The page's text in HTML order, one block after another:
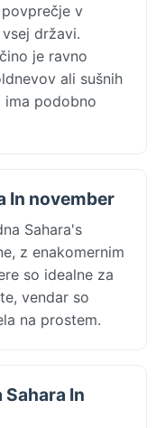
povprečje v
državi.
je ravno
ali sušnih
ima podobno
In november
Sahara's
z enakomernim
so idealne za
vendar so
na prostem.
In